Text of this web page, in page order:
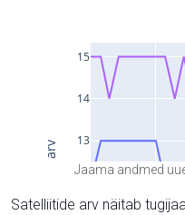
Jaama andmed
Satelliitide arv näitab